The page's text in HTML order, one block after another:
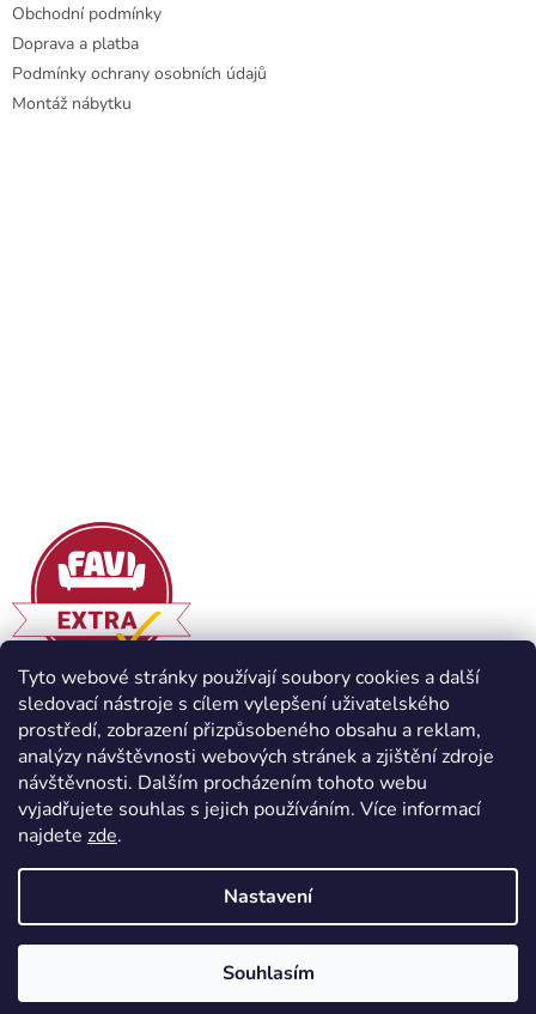
Tyto webové stránky používají soubory cookies a další
sledovací nástroje s cílem vylepšení uživatelského
prostředí, zobrazení přizpůsobeného obsahu a reklam,
analýzy návštěvnosti webových stránek a zjištění zdroje
návštěvnosti. Dalším procházením tohoto webu
vyjadřujete souhlas s jejich používáním. Více informací
najdete zde.
Nastavení
Souhlasím
Obchodní podmínky
Doprava a platba
Podmínky ochrany osobních údajů
Montáž nábytku
Copyright 2026Havlíček truhlářství s.r.o.. Všechna práva
vyhrazena.